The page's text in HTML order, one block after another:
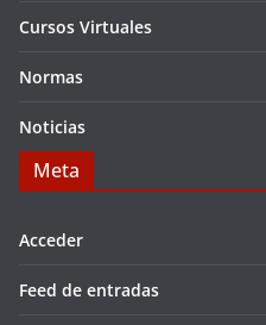
Cursos Virtuales
Normas
Noticias
Meta
Acceder
Feed de entradas